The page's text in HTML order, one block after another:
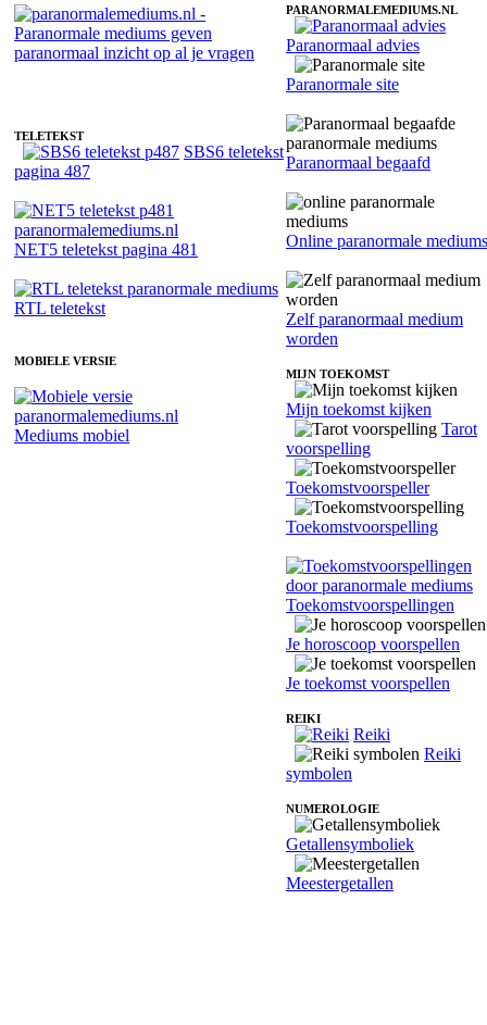
TELETEKST
SBS6 teletekst
pagina 487
NET5 teletekst pagina 481
RTL teletekst
MOBIELE VERSIE
Mediums mobiel
PARANORMALEMEDIUMS.NL
Paranormaal advies
Paranormale site
Paranormaal begaafd
Online paranormale mediums
Zelf paranormaal medium
worden
MIJN TOEKOMST
Mijn toekomst kijken
Tarot
voorspelling
Toekomstvoorspeller
Toekomstvoorspelling
Toekomstvoorspellingen
Je horoscoop voorspellen
Je toekomst voorspellen
REIKI
Reiki
Reiki
symbolen
NUMEROLOGIE
Getallensymboliek
Meestergetallen